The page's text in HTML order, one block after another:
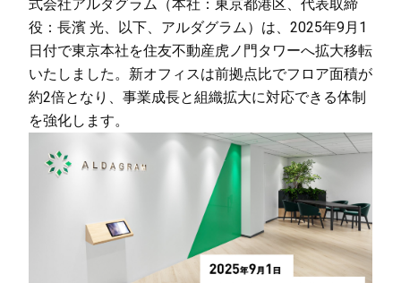
式会社アルダグラム（本社：東京都港区、代表取締
役：長濱 光、以下、アルダグラム）は、2025年9月1
日付で東京本社を住友不動産虎ノ門タワーへ拡大移転
いたしました。新オフィスは前拠点比でフロア面積が
約2倍となり、事業成長と組織拡大に対応できる体制
を強化します。